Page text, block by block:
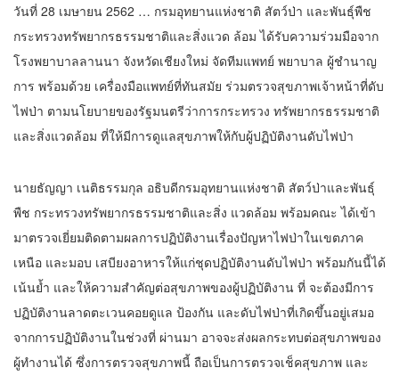
วันที่ 28 เมษายน 2562 … กรมอุทยานแห่งชาติ สัตว์ป่า และพันธุ์พืช
กระทรวงทรัพยากรธรรมชาติและสิ่งแวด ล้อม ได้รับความร่วมมือจาก
โรงพยาบาลลานนา จังหวัดเชียงใหม่ จัดทีมแพทย์ พยาบาล ผู้ชำนาญ
การ พร้อมด้วย เครื่องมือแพทย์ที่ทันสมัย ร่วมตรวจสุขภาพเจ้าหน้าที่ดับ
ไฟป่า ตามนโยบายของรัฐมนตรีว่าการกระทรวง ทรัพยากรธรรมชาติ
และสิ่งแวดล้อม ที่ให้มีการดูแลสุขภาพให้กับผู้ปฏิบัติงานดับไฟป่า
นายธัญญา เนติธรรมกุล อธิบดีกรมอุทยานแห่งชาติ สัตว์ป่าและพันธุ์
พืช กระทรวงทรัพยากรธรรมชาติและสิ่ง แวดล้อม พร้อมคณะ ได้เข้า
มาตรวจเยี่ยมติดตามผลการปฏิบัติงานเรื่องปัญหาไฟป่าในเขตภาค
เหนือ และมอบ เสบียงอาหารให้แก่ชุดปฏิบัติงานดับไฟป่า พร้อมกันนี้ได้
เน้นย้ำ และให้ความสำคัญต่อสุขภาพของผู้ปฏิบัติงาน ที่ จะต้องมีการ
ปฏิบัติงานลาดตะเวนคอยดูแล ป้องกัน และดับไฟป่าที่เกิดขึ้นอยู่เสมอ
จากการปฏิบัติงานในช่วงที่ ผ่านมา อาจจะส่งผลกระทบต่อสุขภาพของ
ผู้ทำงานได้ ซึ่งการตรวจสุขภาพนี้ ถือเป็นการตรวจเช็คสุขภาพ และ